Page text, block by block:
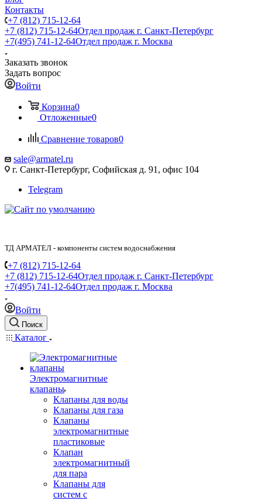
Контакты
+7 (812) 715-12-64
+7 (812) 715-12-64Отдел продаж г. Санкт-Петербург
+7(495) 741-12-64Отдел продаж г. Москва
Заказать звонок
Задать вопрос
Войти
Корзина0
Отложенные0
Сравнение товаров0
sale@armatel.ru
г. Санкт-Петербург, Софийская д. 91, офис 104
Telegram
ТД АРМАТЕЛ - компоненты систем водоснабжения
+7 (812) 715-12-64
+7 (812) 715-12-64Отдел продаж г. Санкт-Петербург
+7(495) 741-12-64Отдел продаж г. Москва
Войти
Поиск
Каталог
Электромагнитные
клапаны
Клапаны для воды
Клапаны для газа
Клапаны
электромагнитные
пластиковые
Клапан
электромагнитный
для пара
Клапаны для
систем с